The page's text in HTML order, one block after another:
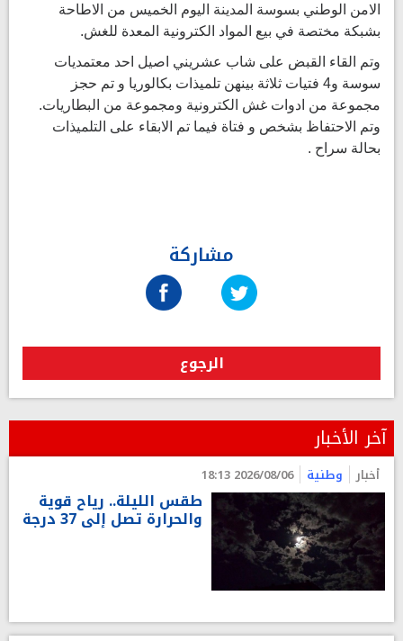
الامن الوطني بسوسة المدينة اليوم الخميس من الاطاحة
بشبكة مختصة في بيع المواد الكترونية المعدة للغش.
وتم القاء القبض على شاب عشريني اصيل احد معتمديات
سوسة و4 فتيات ثلاثة بينهن تلميذات بكالوريا و تم حجز
مجموعة من ادوات غش الكترونية ومجموعة من البطاريات.
وتم الاحتفاظ بشخص و فتاة فيما تم الابقاء على التلميذات
بحالة سراح .
مشاركة
الرجوع
آخر الأخبار
أخبار وطنية 2026/08/06 18:13
طقس الليلة.. رياح قوية
والحرارة تصل إلى 37 درجة